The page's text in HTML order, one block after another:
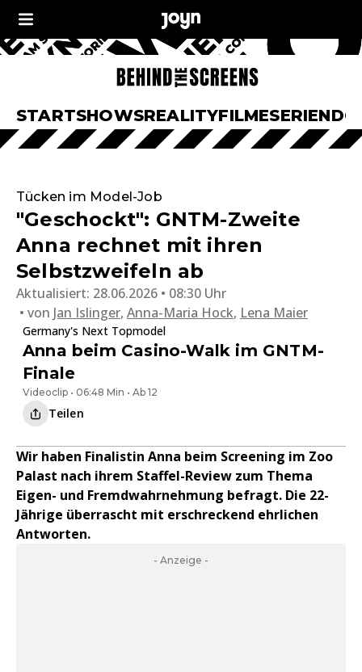
STARTSHOWSREALITYFILMESERIEN
Tücken im Model-Job
"Geschockt": GNTM-Zweite
Anna rechnet mit ihren
Selbstzweifeln ab
Aktualisiert: 28.06.2026 • 08:30 Uhr
von Jan Islinger, Anna-Maria Hock, Lena Maier
Germany's Next Topmodel
Anna beim Casino-Walk im GNTM-
Finale
Videoclip • 06:48 Min • Ab 12
Teilen
Wir haben Finalistin Anna beim Screening im Zoo
Palast nach ihrem Staffel-Review zum Thema
Eigen- und Fremdwahrnehmung befragt. Die 22-
Jährige überrascht mit erschreckend ehrlichen
Antworten.
- Anzeige -